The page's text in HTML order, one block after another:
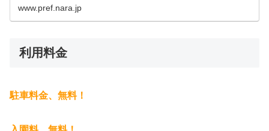
www.pref.nara.jp
利用料金
駐車料金、無料！